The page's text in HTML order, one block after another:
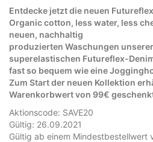
Entdecke jetzt die neuen
Organic cotton, less water, less
neuen, nachhaltig
produzierten Waschungen
superelastischen Futureflex-
fast so bequem wie eine
Zum Start der neuen Kollektion
Warenkorbwert von 99€
Aktionscode: SAVE20
Gültig: 26.09.2021
Gültig ab einem Mindestbestellwert